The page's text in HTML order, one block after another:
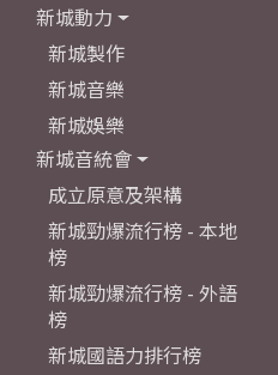
新城動力
新城製作
新城音樂
新城娛樂
新城音統會
成立原意及架構
新城勁爆流行榜 - 本地
榜
新城勁爆流行榜 - 外語
榜
新城國語力排行榜